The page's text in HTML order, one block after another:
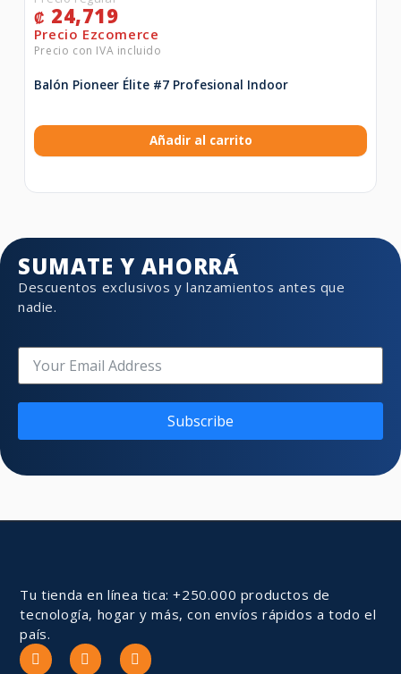
₡ 24,719
Balón Pioneer Élite #7 Profesional Indoor
Añadir al carrito
SUMATE Y AHORRÁ
Descuentos exclusivos y lanzamientos antes que
nadie.
Subscribe
Tu tienda en línea tica: +250.000 productos de
tecnología, hogar y más, con envíos rápidos a todo el
país.